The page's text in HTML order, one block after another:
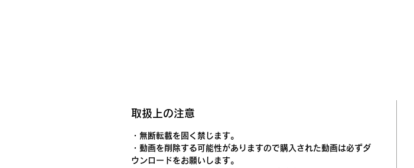
取扱上の注意
・無断転載を固く禁じます。
・動画を削除する可能性がありますので購入された動画は必ずダ
ウンロードをお願いします。